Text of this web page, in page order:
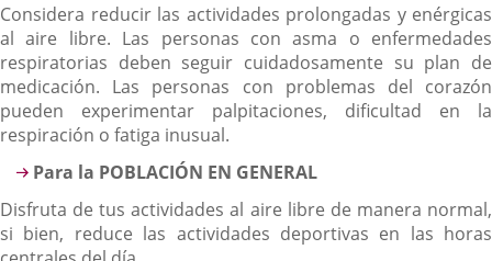
Considera reducir las actividades prolongadas y enérgicas
al aire libre. Las personas con asma o enfermedades
respiratorias deben seguir cuidadosamente su plan de
medicación. Las personas con problemas del corazón
pueden experimentar palpitaciones, dificultad en la
respiración o fatiga inusual.
Para la POBLACIÓN EN GENERAL
Disfruta de tus actividades al aire libre de manera normal,
si bien, reduce las actividades deportivas en las horas